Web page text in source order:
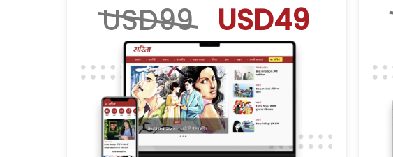
USD99 USD49